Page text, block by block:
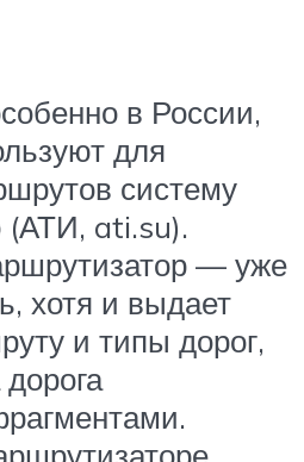
в России,
для
систему
(АТИ, ati.su).
— уже
хотя и выдает
и типы дорог,